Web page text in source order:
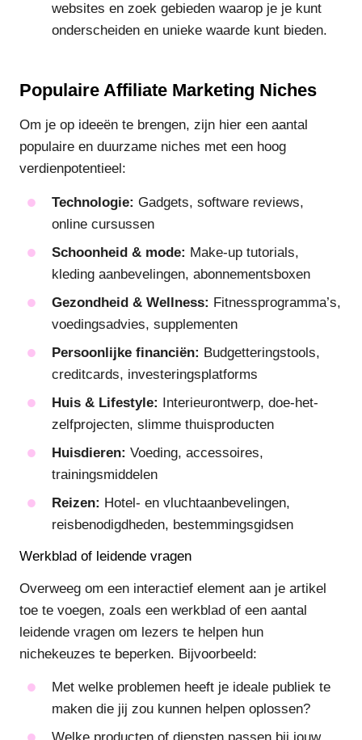
websites en zoek gebieden waarop je je kunt
onderscheiden en unieke waarde kunt bieden.
Populaire Affiliate Marketing Niches
Om je op ideeën te brengen, zijn hier een aantal
populaire en duurzame niches met een hoog
verdienpotentieel:
Technologie: Gadgets, software reviews,
online cursussen
Schoonheid & mode: Make-up tutorials,
kleding aanbevelingen, abonnementsboxen
Gezondheid & Wellness: Fitnessprogramma’s,
voedingsadvies, supplementen
Persoonlijke financiën: Budgetteringstools,
creditcards, investeringsplatforms
Huis & Lifestyle: Interieurontwerp, doe-het-
zelfprojecten, slimme thuisproducten
Huisdieren: Voeding, accessoires,
trainingsmiddelen
Reizen: Hotel- en vluchtaanbevelingen,
reisbenodigdheden, bestemmingsgidsen
Werkblad of leidende vragen
Overweeg om een interactief element aan je artikel
toe te voegen, zoals een werkblad of een aantal
leidende vragen om lezers te helpen hun
nichekeuzes te beperken. Bijvoorbeeld:
Met welke problemen heeft je ideale publiek te
maken die jij zou kunnen helpen oplossen?